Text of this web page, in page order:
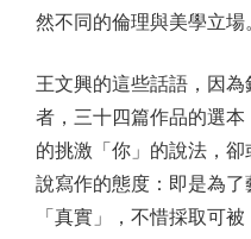
然不同的倫理與美學立場
王文興的這些話語，因
者，三十四篇作品的選
的挑激「你」的說法，
說寫作的態度：即是為
「真實」，不惜採取可